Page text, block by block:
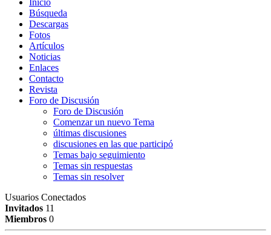
Inicio
Búsqueda
Descargas
Fotos
Artículos
Noticias
Enlaces
Contacto
Revista
Foro de Discusión
Foro de Discusión
Comenzar un nuevo Tema
últimas discusiones
discusiones en las que participó
Temas bajo seguimiento
Temas sin respuestas
Temas sin resolver
Usuarios Conectados
Invitados 11
Miembros 0